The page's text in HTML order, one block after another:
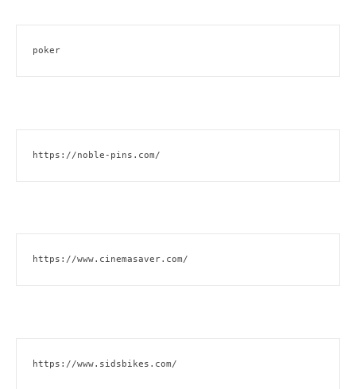
poker
https://noble-pins.com/
https://www.cinemasaver.com/
https://www.sidsbikes.com/